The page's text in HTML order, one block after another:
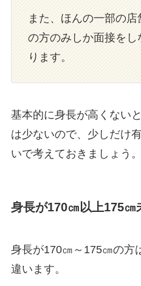
また、ほんの一部の
の方のみしか面接を
ります。
基本的に身長が高くない
は少ないので、少しだけ
いで考えておきましょう。
身長が170㎝以上175㎝
身長が170㎝～175㎝の方
違います。